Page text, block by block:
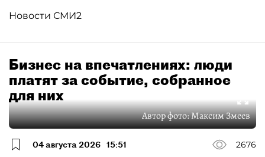
Новости СМИ2
Бизнес на впечатлениях: люди
платят за событие, собранное
для них
Автор фото:Максим Змеев
04 августа 2026 15:51
2676